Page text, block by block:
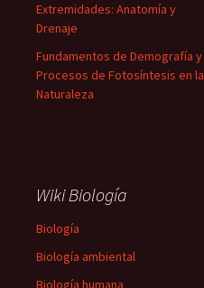
Extremidades: Anatomía y
Drenaje
Fundamentos de Demografía y
Procesos de Fotosíntesis en la
Naturaleza
Wiki Biología
Biología
Biología ambiental
Biología humana